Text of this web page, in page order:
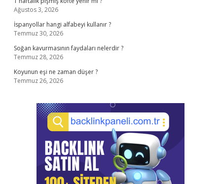
Ağustos 3, 2026
İspanyollar hangi alfabeyi kullanır ?
Temmuz 30, 2026
Soğan kavurmasının faydaları nelerdir ?
Temmuz 28, 2026
Koyunun eşi ne zaman düşer ?
Temmuz 26, 2026